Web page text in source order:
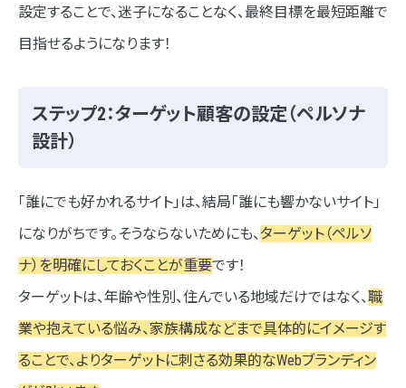
設定することで、迷子になることなく、最終目標を最短距離で
目指せるようになります！
ステップ2：ターゲット顧客の設定（ペルソナ
設計）
「誰にでも好かれるサイト」は、結局「誰にも響かないサイト」
になりがちです。そうならないためにも、ターゲット（ペルソ
ナ）を明確にしておくことが重要です！
ターゲットは、年齢や性別、住んでいる地域だけではなく、職
業や抱えている悩み、家族構成などまで具体的にイメージす
ることで、よりターゲットに刺さる効果的なWebブランディン